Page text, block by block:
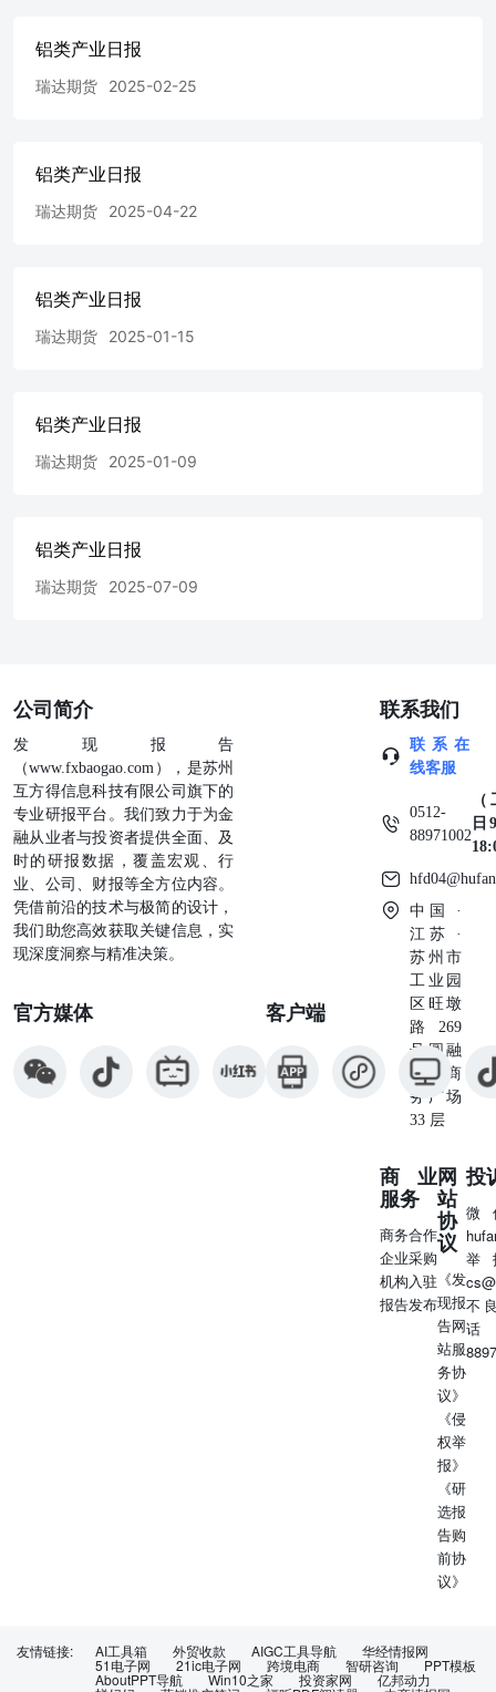
铝类产业日报
瑞达期货 2025-02-25
铝类产业日报
瑞达期货 2025-04-22
铝类产业日报
瑞达期货 2025-01-15
铝类产业日报
瑞达期货 2025-01-09
铝类产业日报
瑞达期货 2025-07-09
公司简介
发现报告
（www.fxbaogao.com），是苏州
互方得信息科技有限公司旗下的
专业研报平台。我们致力于为金
融从业者与投资者提供全面、及
时的研报数据，覆盖宏观、行
业、公司、财报等全方位内容。
凭借前沿的技术与极简的设计，
我们助您高效获取关键信息，实
现深度洞察与精准决策。
官方媒体 客户端
联系我们
联系在
线客服
0512-
88971002
日
中国 ·
江苏 ·
苏州市
工业园
区旺墩
路269
号圆融
星座商
务广场
33 层
商业
服务
商务合作
企业采购
机构入驻
报告发布
网
站
协
议
《发
现报
告网
站服
务协
议》
《侵
权举
报》
《研
选报
告购
前协
议》
投
微
举
不
友情链接: AI工具箱 外贸收款 AIGC工具导航 华经情报网
51电子网 21ic电子网 跨境电商 智研咨询 PPT模板
AboutPPT导航 Win10之家 投资家网 亿邦动力